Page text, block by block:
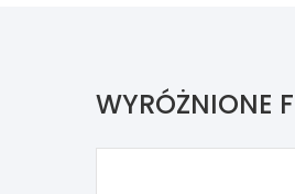
WYRÓŻNIONE